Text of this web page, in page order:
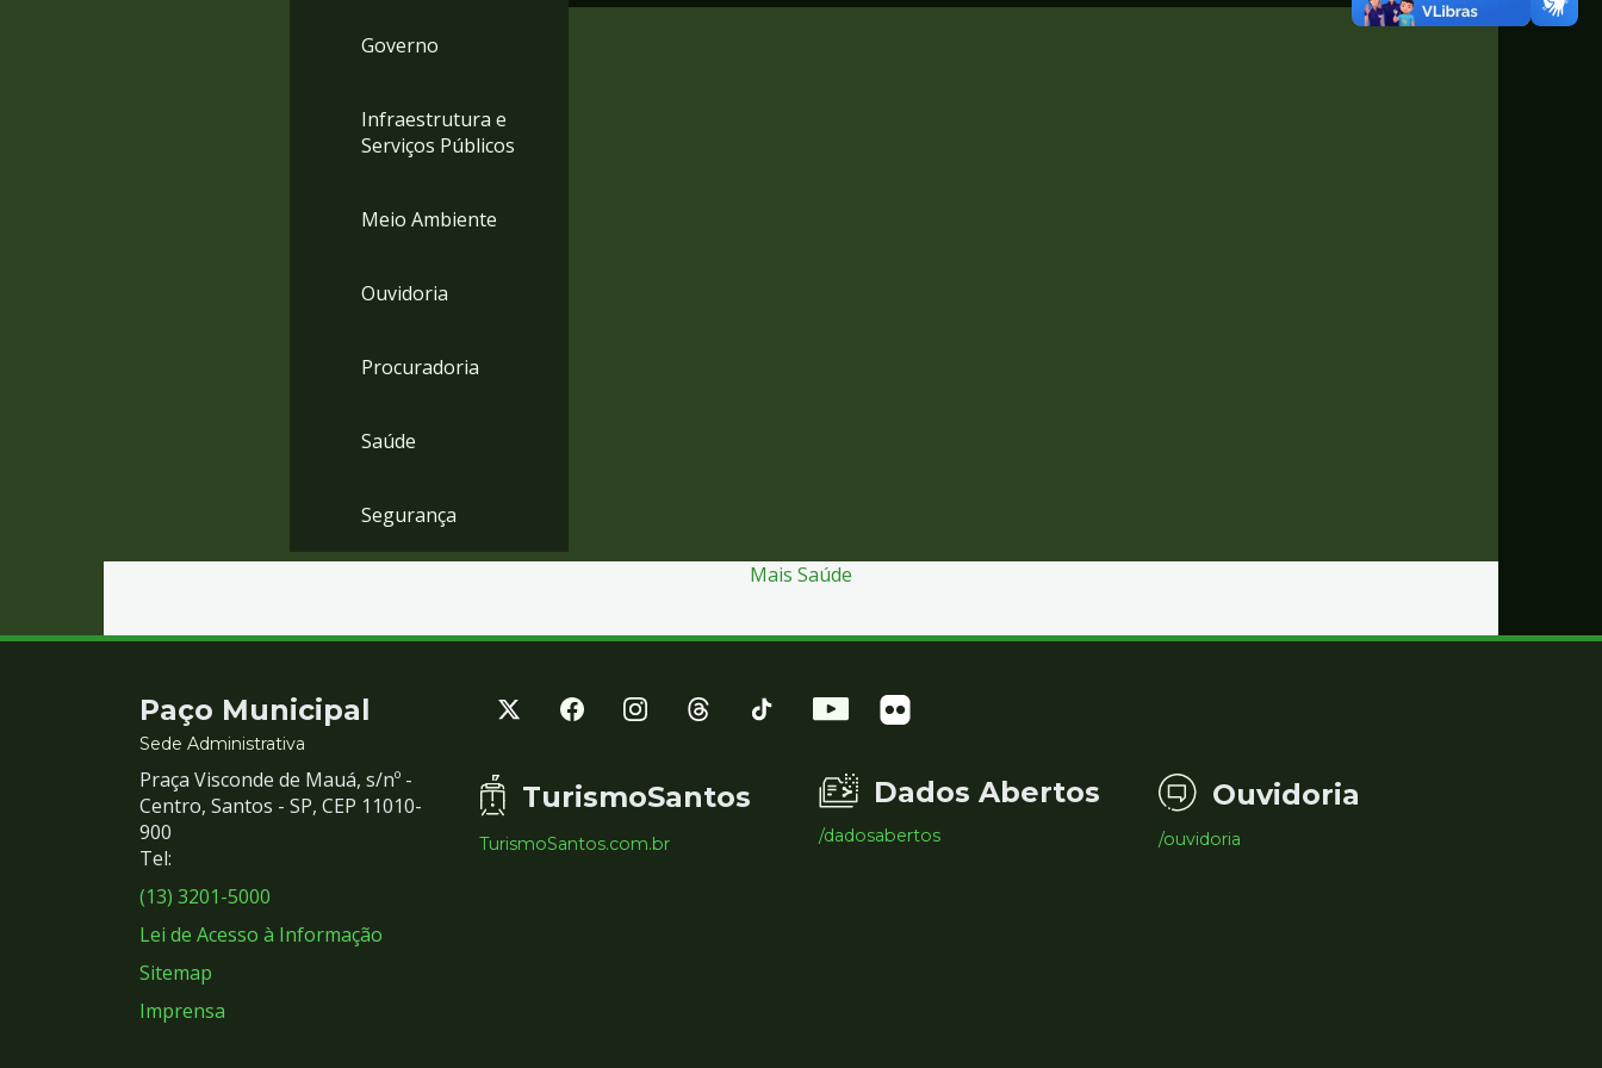
Governo
Infraestrutura e
Serviços Públicos
Meio Ambiente
Ouvidoria
Procuradoria
Saúde
Segurança
Mais Saúde
Contato
e
Redes
Sociais
Paço Municipal
Sede Administrativa
Praça Visconde de Mauá, s/nº -
Centro, Santos - SP, CEP 11010-
900
Tel:
(13) 3201-5000
Lei de Acesso à Informação
Sitemap
Imprensa
TurismoSantos
TurismoSantos.com.br
Dados Abertos
/dadosabertos
Ouvidoria
/ouvidoria